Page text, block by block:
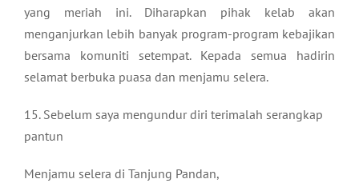
yang meriah ini. Diharapkan pihak kelab akan
menganjurkan lebih banyak program-program kebajikan
bersama komuniti setempat. Kepada semua hadirin
selamat berbuka puasa dan menjamu selera.
15. Sebelum saya mengundur diri terimalah serangkap
pantun
Menjamu selera di Tanjung Pandan,